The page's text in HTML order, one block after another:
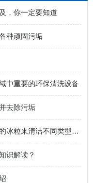
，你一定要知道
种顽固污垢
中重要的环保清洗设备
去除污垢
冰粒射流清洗装置利用高速喷射的冰粒来清洁不同类型的表面
识解读？